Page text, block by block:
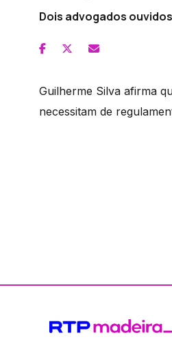
Dois advogados
Guilherme Silva afirma
necessitam de